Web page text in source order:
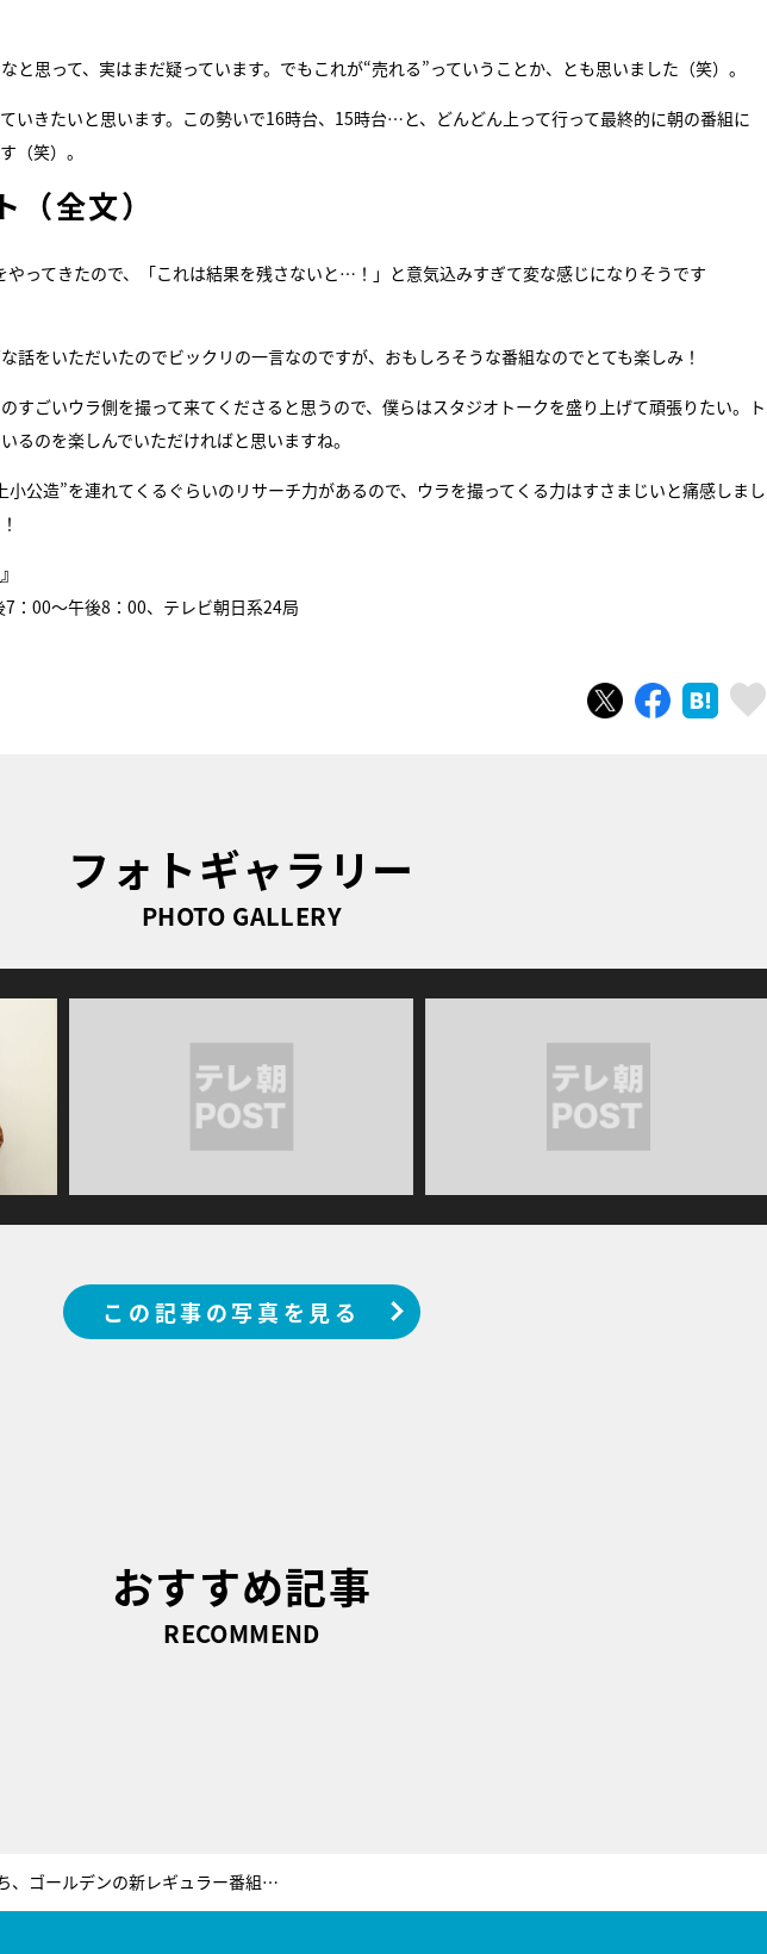
と思って、実はまだ疑っています。でもこれが“売れる”っていうことか、とも思いました（笑）。
いきたいと思います。この勢いで16時台、15時台…と、どんどん上って行って最終的に朝の番組に
（笑）。
全文）
やってきたので、「これは結果を残さないと…！」と意気込みすぎて変な感じになりそうです
話をいただいたのでビックリの一言なのですが、おもしろそうな番組なのでとても楽しみ！
すごいウラ側を撮って来てくださると思うので、僕らはスタジオトークを盛り上げて頑張りたい。ト
るのを楽しんでいただければと思いますね。
公造”を連れてくるぐらいのリサーチ力があるので、ウラを撮ってくる力はすさまじいと痛感しまし
』
：00〜午後8：00、テレビ朝日系24局
ツイートシェア はてブ
フォトギャラリー
PHOTO GALLERY
この記事の写真を見る
おすすめ記事
RECOMMEND
かまいたち、ゴールデンの新レギュラー番組で初MC！「ドッキリの可能性があるなと思って…」